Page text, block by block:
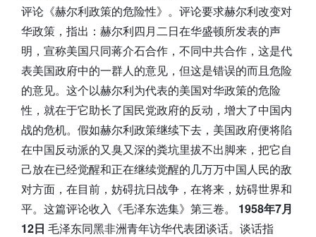
评论《赫尔利政策的危险性》。评论要求赫尔利改变对
华政策，指出：赫尔利四月二日在华盛顿所发表的声
明，宣称美国只同蒋介石合作，不同中共合作，这是代
表美国政府中的一群人的意见，但这是错误的而且危险
的意见。这个以赫尔利为代表的美国对华政策的危险
性，就在于它助长了国民党政府的反动，增大了中国内
战的危机。假如赫尔利政策继续下去，美国政府便将陷
在中国反动派的又臭又深的粪坑里拔不出脚来，把它自
己放在已经觉醒和正在继续觉醒的几万万中国人民的敌
对方面，在目前，妨碍抗日战争，在将来，妨碍世界和
平。这篇评论收入《毛泽东选集》第三卷。 1958年7月
12日 毛泽东同黑非洲青年访华代表团谈话。谈话指